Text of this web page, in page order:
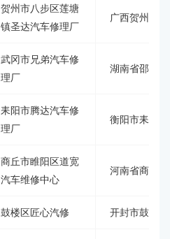
贺州市八步区莲塘
镇圣达汽车修理厂
广西贺州市
武冈市兄弟汽车修
理厂
湖南省邵阳
耒阳市腾达汽车修
理厂
衡阳市耒阳
商丘市睢阳区道宽
汽车维修中心
河南省商丘
鼓楼区匠心汽修 开封市鼓楼